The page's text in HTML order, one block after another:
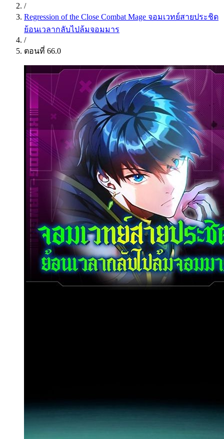
/
Regression of the Close Combat Mage จอมเวทย์สายประชิด
ย้อนเวลากลับไปล้มจอมมาร
/
ตอนที่ 66.0